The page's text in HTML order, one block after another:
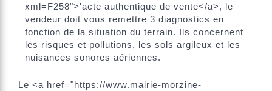
xml=F258">'acte authentique de vente</a>, le
vendeur doit vous remettre 3 diagnostics en
fonction de la situation du terrain. Ils concernent
les risques et pollutions, les sols argileux et les
nuisances sonores aériennes.
Le <a href="https://www.mairie-morzine-